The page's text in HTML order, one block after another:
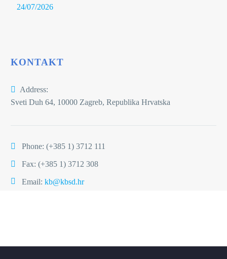
24/07/2026
KONTAKT
Address:
Sveti Duh 64, 10000 Zagreb, Republika Hrvatska
Phone: (+385 1) 3712 111
Fax: (+385 1) 3712 308
Email: kb@kbsd.hr